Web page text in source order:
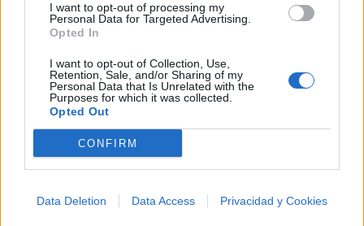
I want to opt-out of processing my
Personal Data for Targeted Advertising.
Opted In
I want to opt-out of Collection, Use,
Retention, Sale, and/or Sharing of my
Personal Data that Is Unrelated with the
Purposes for which it was collected.
Opted Out
CONFIRM
Data Deletion Data Access Privacidad y Cookies
Ver perfil
@musicapuntocom Ver perfil